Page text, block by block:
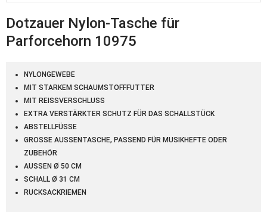
Dotzauer Nylon-Tasche für
Parforcehorn 10975
NYLONGEWEBE
MIT STARKEM SCHAUMSTOFFFUTTER
MIT REISSVERSCHLUSS
EXTRA VERSTÄRKTER SCHUTZ FÜR DAS SCHALLSTÜCK
ABSTELLFÜSSE
GROSSE AUSSENTASCHE, PASSEND FÜR MUSIKHEFTE ODER ZU
BEHÖR
AUSSEN Ø 50 CM
SCHALL Ø 31 CM
RUCKSACKRIEMEN